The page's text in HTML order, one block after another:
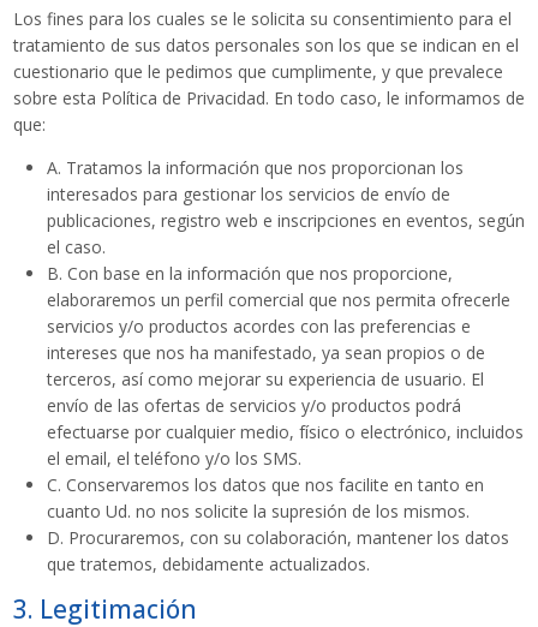
Los fines para los cuales se le solicita su consentimiento para el
tratamiento de sus datos personales son los que se indican en el
cuestionario que le pedimos que cumplimente, y que prevalece
sobre esta Política de Privacidad. En todo caso, le informamos de
que:
A. Tratamos la información que nos proporcionan los
interesados para gestionar los servicios de envío de
publicaciones, registro web e inscripciones en eventos, según
el caso.
B. Con base en la información que nos proporcione,
elaboraremos un perfil comercial que nos permita ofrecerle
servicios y/o productos acordes con las preferencias e
intereses que nos ha manifestado, ya sean propios o de
terceros, así como mejorar su experiencia de usuario. El
envío de las ofertas de servicios y/o productos podrá
efectuarse por cualquier medio, físico o electrónico, incluidos
el email, el teléfono y/o los SMS.
C. Conservaremos los datos que nos facilite en tanto en
cuanto Ud. no nos solicite la supresión de los mismos.
D. Procuraremos, con su colaboración, mantener los datos
que tratemos, debidamente actualizados.
3. Legitimación